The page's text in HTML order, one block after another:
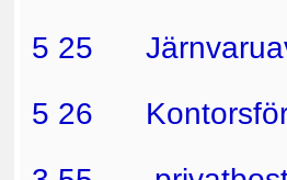
5 25 
5 26 